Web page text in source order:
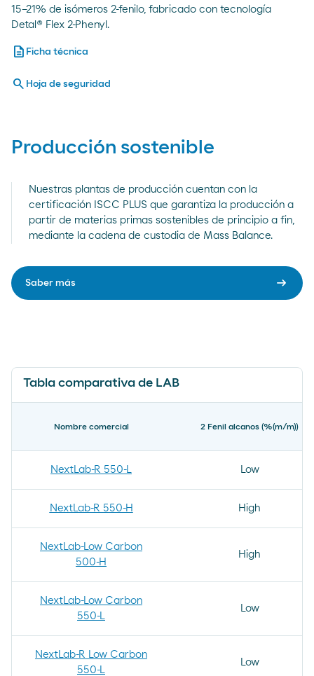
15–21% de isómeros 2-fenilo, fabricado con tecnología
Detal® Flex 2-Phenyl.
description Ficha técnica
search Hoja de seguridad
Producción sostenible
Nuestras plantas de producción cuentan con la
certificación ISCC PLUS que garantiza la producción a
partir de materias primas sostenibles de principio a fin,
mediante la cadena de custodia de Mass Balance.
Saber más arrow_right_alt
Tabla comparativa de LAB
Nombre comercial 2 Fenil alcanos (%(m/m))
NextLab-R 550-L Low
NextLab-R 550-H High
NextLab-Low Carbon
500-H
High
NextLab-Low Carbon
550-L
Low
NextLab-R Low Carbon
550-L
Low